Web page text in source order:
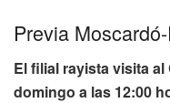
Previa
El filial rayista visita
domingo a las 12:00